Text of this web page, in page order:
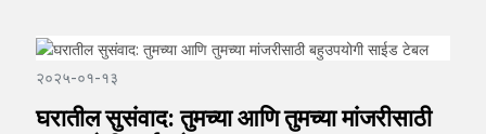
२०२५-०१-१३
घरातील सुसंवाद: तुमच्या आणि तुमच्या मांजरीसाठी